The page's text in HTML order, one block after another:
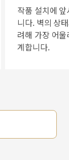
작품 설치에
니다. 벽의 상
려해 가장 어
계합니다.